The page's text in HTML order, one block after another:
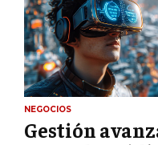
VENTAS Y PERSUASIÓN
GESTIÓN DE PRODUCTOS
COMUNICACIÓN
GESTIÓN DE MARCA
INVESTIGACIÓN DE
NEGOCIOS
Gestión